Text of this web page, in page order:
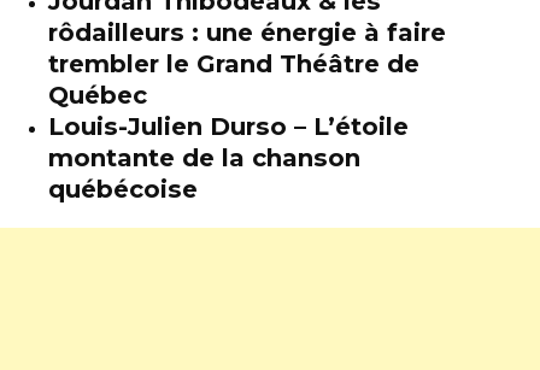
rôdailleurs : une énergie à faire
trembler le Grand Théâtre de
Québec
Louis-Julien Durso – L’étoile
montante de la chanson
québécoise